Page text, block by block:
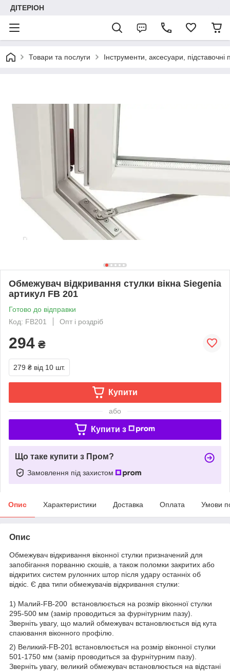
ДІТЕРІОН
Товари та послуги Інструменти, аксесуари, підставочні
Обмежувач відкривання стулки вікна Siegenia
артикул FB 201
Готово до відправки
Код: FB201
Опт і роздріб
294 ₴
279 ₴ від 10 шт.
Купити
або
Купити з
Що таке купити з Пром?
Замовлення під захистом
Опис Характеристики Доставка Оплата Умови
Опис
Обмежувач відкривання віконної стулки призначений для
запобігання порванню скошів, а також поломки закритих або
відкритих систем рулонних штор після удару останніх об
відкіс. Є два типи обмежувачів відкривання стулки:
1) Малий-FB-200 встановлюється на розмір віконної стулки
295-500 мм (замір проводиться за фурнітурним пазу).
Зверніть увагу, що малий обмежувач встановлюється від кута
спаювання віконного профілю.
2) Великий-FB-201 встановлюється на розмір віконної стулки
501-1750 мм (замір проводиться за фурнітурним пазу).
Зверніть увагу, великий обмежувач встановлюється на відстані